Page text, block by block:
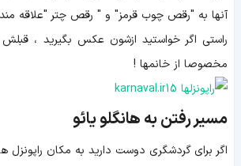
آنها به "رقص چوب قرمز" و " رقص چتر "علاقه
راستی اگر خواستید ازشون عکس بگیرید ، قبلش
مخصوصا از خانمها !
مسیر رفتن به هانگلو یائو
اگر برای گردشگری دوست دارید به مکان راپونزل